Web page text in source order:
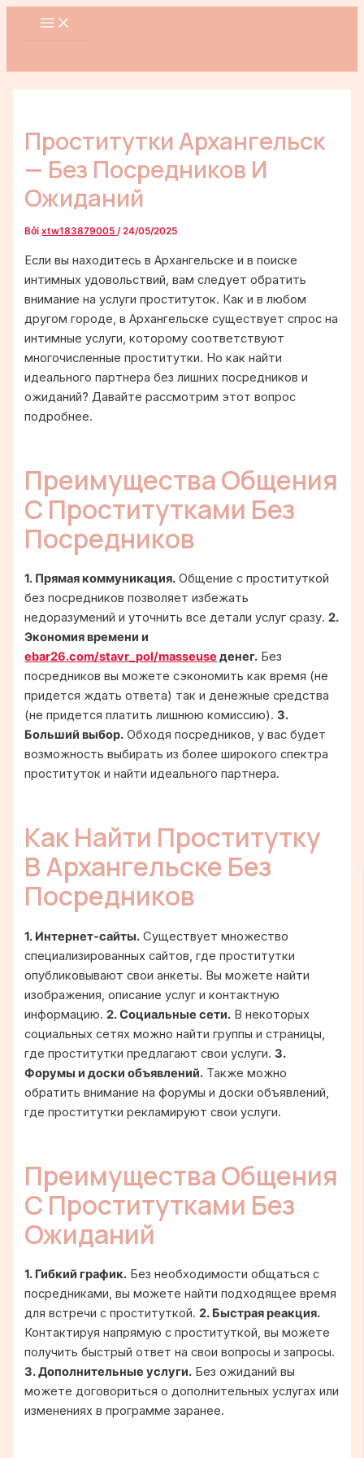
Nhảy
Проститутки Архангельск
— Без Посредников И
Ожиданий
Bởixtw183879005/24/05/2025
Если вы находитесь в Архангельске и в поиске
интимных удовольствий, вам следует обратить
внимание на услуги проституток. Как и в любом
другом городе, в Архангельске существует спрос на
интимные услуги, которому соответствуют
многочисленные проститутки. Но как найти
идеального партнера без лишних посредников и
ожиданий? Давайте рассмотрим этот вопрос
подробнее.
Преимущества Общения
С Проститутками Без
Посредников
1. Прямая коммуникация. Общение с проституткой
без посредников позволяет избежать
недоразумений и уточнить все детали услуг сразу.2.
Экономия времени и
ebar26.com/stavr_pol/masseuse денег. Без
посредников вы можете сэкономить как время (не
придется ждать ответа) так и денежные средства
(не придется платить лишнюю комиссию).3.
Больший выбор. Обходя посредников, у вас будет
возможность выбирать из более широкого спектра
проституток и найти идеального партнера.
Как Найти Проститутку
В Архангельске Без
Посредников
1. Интернет-сайты. Существует множество
специализированных сайтов, где проститутки
опубликовывают свои анкеты. Вы можете найти
изображения, описание услуг и контактную
информацию.2. Социальные сети. В некоторых
социальных сетях можно найти группы и страницы,
где проститутки предлагают свои услуги.3.
Форумы и доски объявлений. Также можно
обратить внимание на форумы и доски объявлений,
где проститутки рекламируют свои услуги.
Преимущества Общения
С Проститутками Без
Ожиданий
1. Гибкий график. Без необходимости общаться с
посредниками, вы можете найти подходящее время
для встречи с проституткой.2. Быстрая реакция.
Контактируя напрямую с проституткой, вы можете
получить быстрый ответ на свои вопросы и запросы.
3. Дополнительные услуги. Без ожиданий вы
можете договориться о дополнительных услугах или
изменениях в программе заранее.
Điều
hướng